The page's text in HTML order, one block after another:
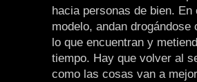
hacia personas de bien.
modelo, andan
lo que encuentran y
tiempo. Hay que volver al
como las cosas van a